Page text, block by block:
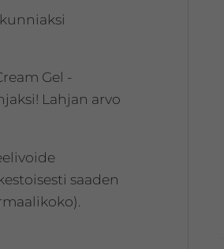
Gel -
Lahjan arvo
saaden